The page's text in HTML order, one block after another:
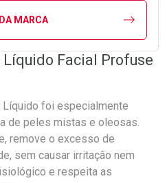
MARCA
Facial Profuse
foi especialmente
de peles mistas e oleosas.
remove o excesso de
sem causar irritação nem
e respeita as